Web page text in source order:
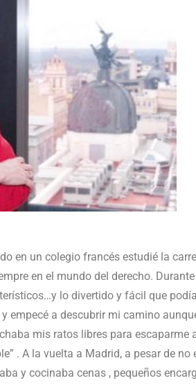
en un colegio francés estudié la
en el mundo del derecho.
lo divertido y fácil que
empecé a descubrir mi camino
mis ratos libres para escaparme
. A la vuelta a Madrid, a pesar de
y cocinaba cenas , pequeños